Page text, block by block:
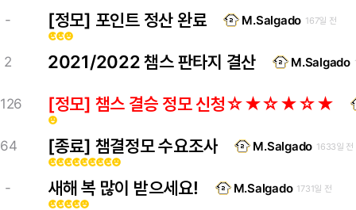
-
emoji_emotionsemoji_emotionsemoji_emotions
[정모] 포인트 정산 완료 M.Salgado 167일 전
2 2021/2022 챔스 판타지 결산 M.Salgado
126
emoji_emotions
[정모] 챔스 결승 정모 신청☆★☆★☆★
64
emoji_emotionsemoji_emotionsemoji_emotionsemoji_emotionsemoji_emotionsemoji_emotionsemoji_emotionsemoji_emotionsemoji_emotions
[종료] 챔결정모 수요조사 M.Salgado 1633일 전
-
emoji_emotionsemoji_emotionsemoji_emotionsemoji_emotionsemoji_emotions
새해 복 많이 받으세요! M.Salgado 1731일 전